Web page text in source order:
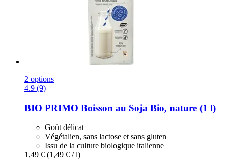
2 options
4.9 (9)
BIO PRIMO Boisson au Soja Bio, nature (1 l)
Goût délicat
Végétalien, sans lactose et sans gluten
Issu de la culture biologique italienne
1,49 € (1,49 € / l)